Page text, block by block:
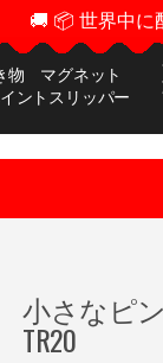
🚚 📦 世界中
物 マグネット
ントスリッパー
小さなピ
TR20